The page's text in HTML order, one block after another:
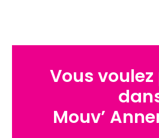
Vous
Mouv’